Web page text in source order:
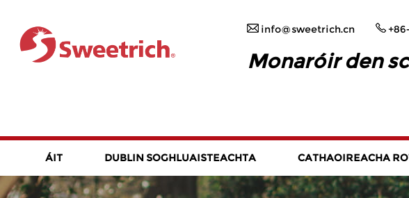
info@sweetrich.cn
Monaróir den
ÁIT DUBLIN SOGHLUAISTEACHTA CATHAOIREACHA